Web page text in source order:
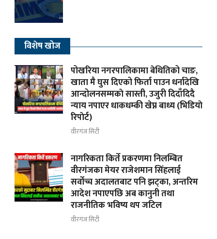
विशेष खोज
पोखरिया नगरपालिकामा बेथितिको चाङ,
खाता मै घुस दिएको फिर्ता पाउन धर्नादेखि
आन्दोलनसम्मकाे सास्ती, उजुरी दिदाँदिदै
न्याय नपाएर धाकधम्की खेप्न बाध्य (भिडियाे
रिपाेर्ट)
वीरगंज सिटी
नागरिकता किर्ते प्रकरणमा निलम्बित
वीरगंजका मेयर राजेशमान सिंहलाई
सर्वोच्च अदालतबाट पनि झट्का, अन्तरिम
आदेश नपाएपछि अब कानुनी तथा
राजनीतिक भविष्य थप जटिल
वीरगंज सिटी